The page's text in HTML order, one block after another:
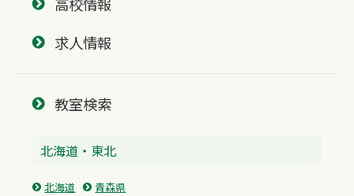
求人情報
教室検索
北海道・東北
北海道 青森県